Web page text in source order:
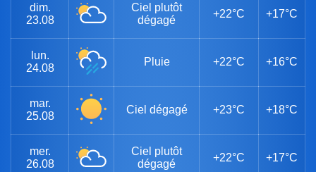
dim.
23.08
Ciel plutôt
dégagé
+22°C +17°C
lun.
24.08
Pluie +22°C +16°C
mar.
25.08
Ciel dégagé +23°C +18°C
mer.
26.08
Ciel plutôt
dégagé
+22°C +17°C